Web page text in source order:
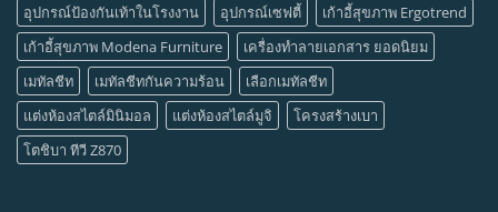
อุปกรณ์ป้องกันเท้าในโรงงาน
อุปกรณ์เซฟตี้
เก้าอี้สุขภาพ Ergotrend
เก้าอี้สุขภาพ Modena Furniture
เครื่องทำลายเอกสาร ยอดนิยม
เมทัลชีท
เมทัลชีทกันความร้อน
เลือกเมทัลชีท
แต่งห้องสไตล์มินิมอล
แต่งห้องสไตล์มูจิ
โครงสร้างเบา
โตชิบา ทีวี Z870